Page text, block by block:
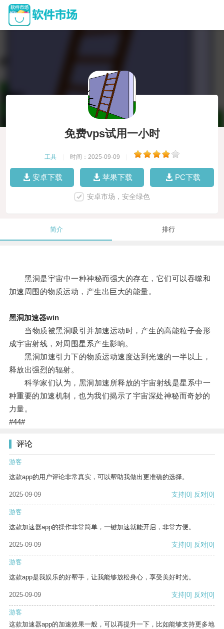
免费vps试用一小时
工具 时间：2025-09-09
安卓下载 苹果下载 PC下载
安卓市场，安全绿色
简介 排行
黑洞是宇宙中一种神秘而强大的存在，它们可以吞噬和
加速周围的物质运动，产生出巨大的能量。
黑洞加速器win
当物质被黑洞吸引并加速运动时，产生的高能粒子会形
成宇宙射线，对周围星系产生影响。
黑洞加速引力下的物质运动速度达到光速的一半以上，
释放出强烈的辐射。
科学家们认为，黑洞加速所释放的宇宙射线是星系中一
种重要的加速机制，也为我们揭示了宇宙深处神秘而奇妙的
力量。
#44#
评论
游客
这款app的用户评论非常真实，可以帮助我做出更准确的选择。
2025-09-09 支持[0] 反对[0]
游客
这款加速器app的操作非常简单，一键加速就能开启，非常方便。
2025-09-09 支持[0] 反对[0]
游客
这款app是我娱乐的好帮手，让我能够放松身心，享受美好时光。
2025-09-09 支持[0] 反对[0]
游客
这款加速器app的加速效果一般，可以再提升一下，比如能够支持更多地